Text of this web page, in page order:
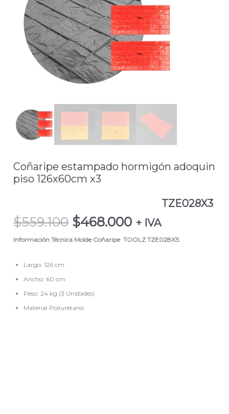
Coñaripe estampado hormigón adoquin
piso 126x60cm x3
TZE028X3
$559.100
$559.100.
$468.000
$468.000.
+ IVA
Información Técnica Molde Coñaripe TOOLZTZE028X3:
Largo: 126 cm
Ancho: 60 cm
Peso: 24 kg (3 Unidades)
Material Poliuretano
adoquin
piso
126x60cm
x3TZE028X3
cantidad